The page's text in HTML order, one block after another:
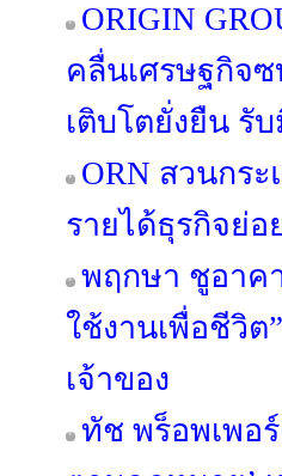
ORIGIN
คลื่นเศรษฐกิจ
เติบโตยั่งยืน รั
ORN สวนกระ
รายได้ธุรกิจย่อ
พฤกษา ชูอาค
ใช้งานเพื่อชีวิต
เจ้าของ
ทัช พร็อพเพอ